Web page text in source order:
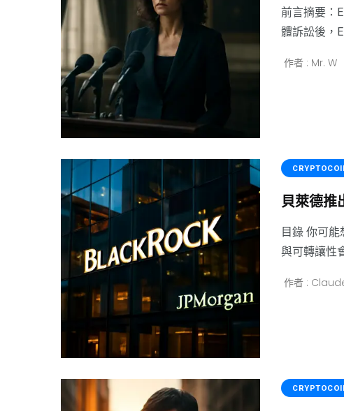
前言摘要：
體訴訟後，
作者 : Mr. W
貝萊德推
目錄 你可
與可轉讓性
作者 :